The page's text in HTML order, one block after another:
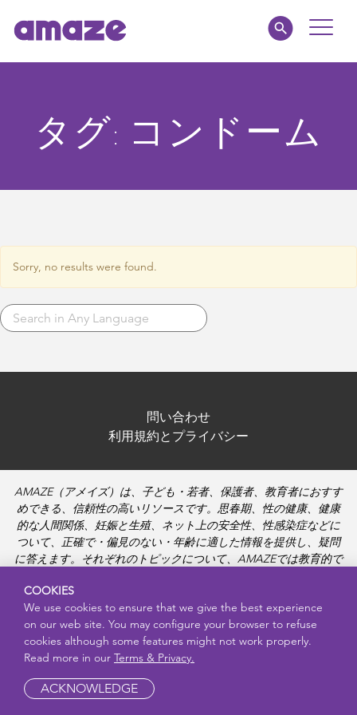
Toggle
私たちについて
タグ: コンドーム
Sorry, no results were found.
問い合わせ
利用規約とプライバシー
AMAZE（アメイズ）は、子ども・若者、保護者、教育者におすす
めできる、信頼性の高いリソースです。思春期、性の健康、健康
的な人間関係、妊娠と生殖、ネット上の安全性、性感染症などに
ついて、正確で・偏見のない・年齢に適した情報を提供し、疑問
に答えます。それぞれのトピックについて、AMAZEでは教育的で
COOKIES
We use cookies to ensure that we give the best experience
on our web site. You may configure your browser to refuse
cookies although some features might not work properly.
Read more in our Terms & Privacy.
ACKNOWLEDGE